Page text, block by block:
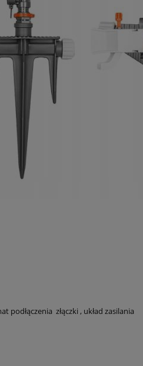
podłączenia złączki , układ zasilania